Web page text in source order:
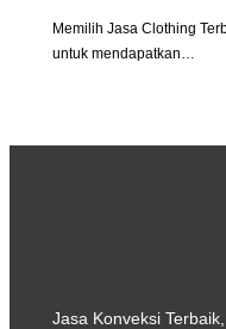
Memilih Jasa Clothing
untuk mendapatkan…
Jasa Konveksi